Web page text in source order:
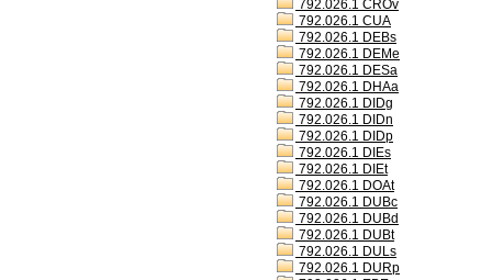
792.026.1 CROv
792.026.1 CUA
792.026.1 DEBs
792.026.1 DEMe
792.026.1 DESa
792.026.1 DHAa
792.026.1 DIDg
792.026.1 DIDn
792.026.1 DIDp
792.026.1 DIEs
792.026.1 DIEt
792.026.1 DOAt
792.026.1 DUBc
792.026.1 DUBd
792.026.1 DUBt
792.026.1 DULs
792.026.1 DURp